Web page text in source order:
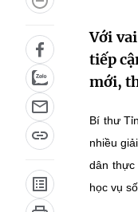
Với
tiếp
mới,
Bí thư
nhiều
dân thực
học vụ